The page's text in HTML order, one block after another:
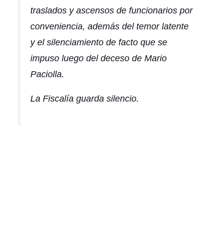
traslados y ascensos de funcionarios por
conveniencia, además del temor latente
y el silenciamiento de facto que se
impuso luego del deceso de Mario
Paciolla.
La Fiscalía guarda silencio.